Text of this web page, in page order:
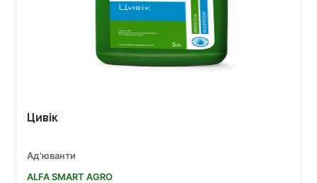
Цивік
Ад'юванти
ALFA SMART AGRO